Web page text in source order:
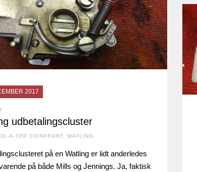
2017
udbetalingscluster
A-TOP COINFRONT, WATLING
på en Watling er lidt anderledes
på både Mills og Jennings. Ja, faktisk